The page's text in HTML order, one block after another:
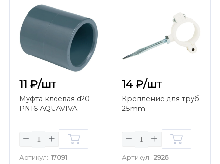
11 ₽/шт
Муфта клеевая d20
PN16 AQUAVIVA
Артикул: 17091
14 ₽/шт
Крепление для труб
25mm
Артикул: 2926